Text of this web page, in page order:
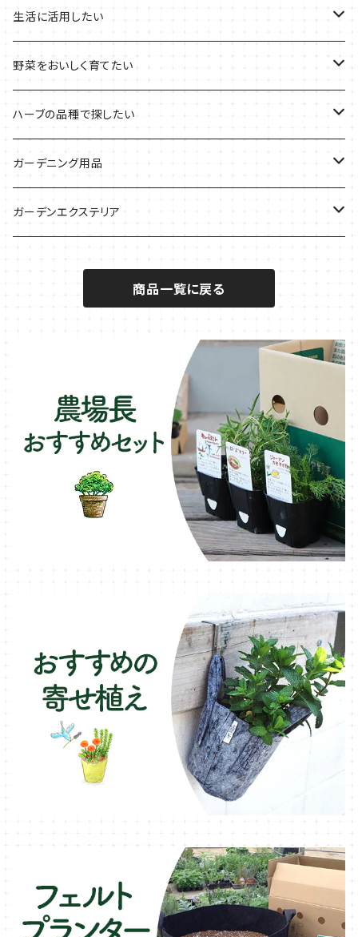
2021年のクリスマス
シャキッとしたい時に
デトックスに
気分で香りを楽しみたい
イタリア料理に
魚料理に
BBQ・肉料理に
サラダに使いたい
秋植えで料理に
花を楽しみたい
カラーリーフ
ハーブガーデンづくりに
夏のハーブガーデンに
生活に活用したい
パーティーハーブ
インスタ映えハーブ
虫よけに使いたい
ハーブバスに
野菜をおいしく育てたい
トマトのコンパニオン
ジャガイモのコンパニオン
葉物野菜のコンパニオン
キュウリのコンパニオン
イチゴをおいしく育てたい
ハーブの品種で探したい
ミント・ハーブ苗
バジル・ハーブ苗
タイム・ハーブ苗
マロウ・ハーブ苗
ヒソップ・ハーブ苗
オレガノ・ハーブ苗
ラベンダー・ハーブ苗
ローズマリー・ハーブ苗
ガーデンベジタ・イタリア野菜
ガーデニング用品
その他
樹脂製 / プラ製プランター
ファイバー製プランター
ブリキ製プランター
ガーデンエクステリア
オーニング
シェード
テーブル・チェア・ベンチ
商品一覧に戻る